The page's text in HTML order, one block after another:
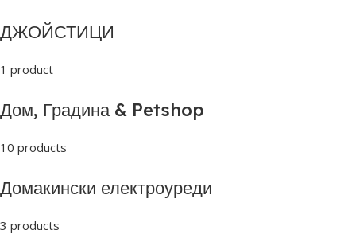
ДЖОЙСТИЦИ
1 product
Дом, Градина & Petshop
10 products
Домакински електроуреди
3 products